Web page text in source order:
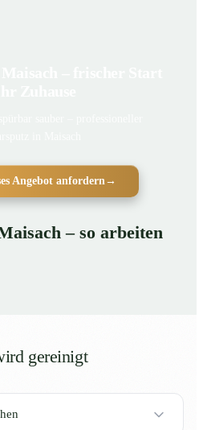
Angebot anfordern →
– so arbeiten
gereinigt